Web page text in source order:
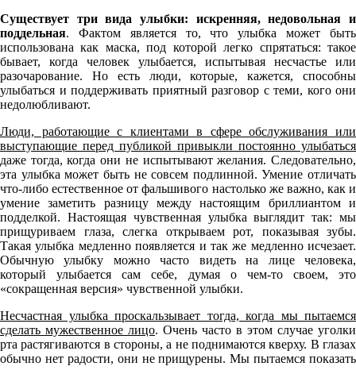
Существует три вида улыбки:
искренняя, недовольная и
поддельная. Фактом является то, что улыбка может быть
использована как маска, под которой легко спрятаться: такое
бывает, когда человек улыбается, испытывая несчастье или
разочарование. Но есть люди, которые, кажется, способны
улыбаться и поддерживать приятный разговор с теми, кого они
недолюбливают.
Люди, работающие с клиентами в сфере обслуживания или
выступающие перед публикой привыкли постоянно улыбаться
даже тогда, когда они не испытывают желания. Следовательно,
эта улыбка может быть не совсем подлинной. Умение отличать
что-либо естественное от фальшивого настолько же важно, как и
умение заметить разницу между настоящим бриллиантом и
подделкой. Настоящая чувственная улыбка выглядит так: мы
прищуриваем глаза, слегка открываем рот, показывая зубы.
Такая улыбка медленно появляется и так же медленно исчезает.
Обычную улыбку можно часто видеть на лице человека,
который улыбается сам себе, думая о чем-то своем, это
«сокращенная версия» чувственной улыбки.
Несчастная улыбка проскальзывает тогда, когда мы пытаемся
сделать мужественное лицо. Очень часто в этом случае уголки
рта растягиваются в стороны, а не поднимаются кверху. В глазах
обычно нет радости, они не прищурены. Мы пытаемся показать